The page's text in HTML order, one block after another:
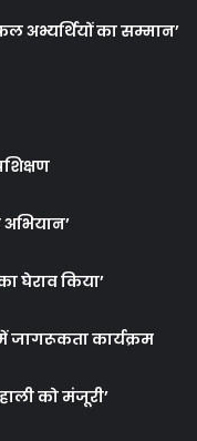
अभ्यर्थियों का सम्मान’
घेराव किया’
जागरूकता कार्यक्रम
को मंजूरी’